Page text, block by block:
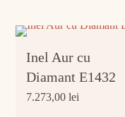
Inel Aur cu
Diamant E1432
7.273,00lei